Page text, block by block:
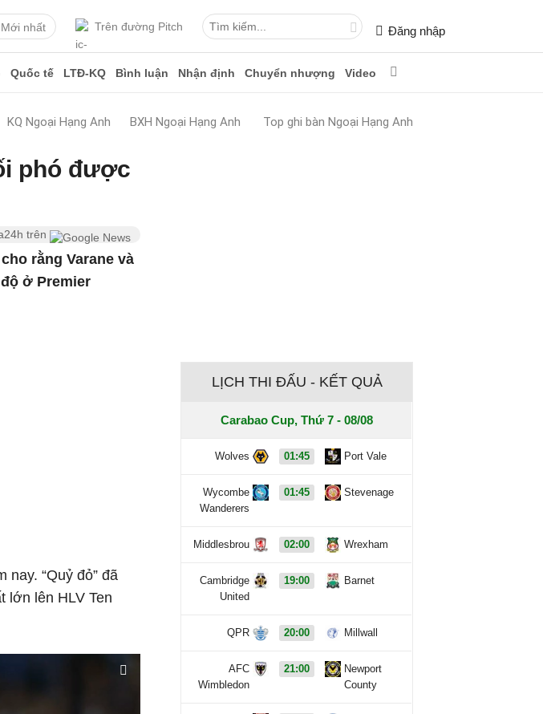
Mới nhất Trên đường Pitch Đăng nhập
Quốc tế LTĐ-KQ Bình luận Nhận định Chuyển nhượng Video
KQ Ngoại Hạng Anh BXH Ngoại Hạng Anh Top ghi bàn Ngoại Hạng Anh
phó được
trên
rằng Varane và
ở Premier
“Quỷ đỏ” đã
lớn lên HLV Ten
LỊCH THI ĐẤU - KẾT QUẢ
Carabao Cup, Thứ 7 - 08/08
Wolves 01:45 Port Vale
Wycombe
Wanderers
01:45 Stevenage
Middlesbrou 02:00 Wrexham
Cambridge
United
19:00 Barnet
QPR 20:00 Millwall
AFC
Wimbledon
21:00
Newport
County